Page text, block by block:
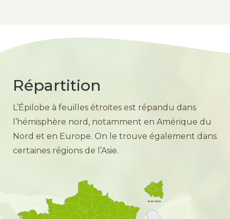
Répartition
L’Épilobe à feuilles étroites est répandu dans
l’hémisphère nord, notamment en Amérique du
Nord et en Europe. On le trouve également dans
certaines régions de l’Asie.